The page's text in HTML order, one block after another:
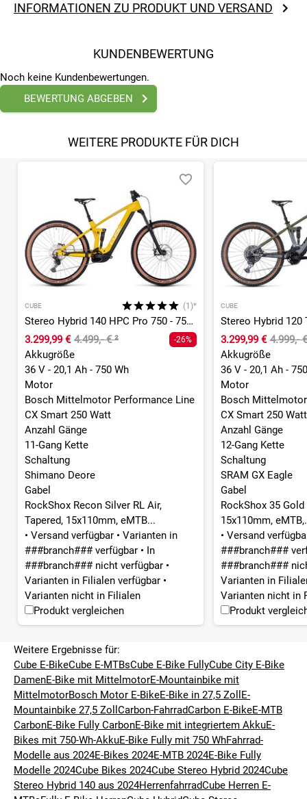
INFORMATIONEN ZU PRODUKT UND VERSAND
KUNDENBEWERTUNG
Noch keine Kundenbewertungen.
BEWERTUNG ABGEBEN
WEITERE PRODUKTE FÜR DICH
CUBE (1)*
Stereo Hybrid 140 HPC Pro 750 - 750 Wh - 27,5 Zoll - Fully
3.299,99 € 4.499,- €² -26%
Akkugröße
36 V - 20,1 Ah - 750 Wh
Motor
Bosch Mittelmotor Performance Line
CX Smart 250 Watt
Anzahl Gänge
11-Gang Kette
Schaltung
Shimano Deore
Gabel
RockShox Recon Silver RL Air,
Tapered, 15x110mm, eMTB...
• Versand verfügbar • Varianten in
###branch### verfügbar • In
###branch### nicht verfügbar •
Varianten in Filialen verfügbar •
Varianten nicht in Filialen
Produkt vergleichen
CUBE
3.299,99 € 4.999,-
Akkugröße
36 V - 20,1 Ah -
Motor
Bosch
CX Smart 250 Watt
Anzahl Gänge
12-Gang Kette
Schaltung
SRAM GX Eagle
Gabel
RockShox 35 Gold
15x110mm,
• Versand
###branch###
###branch###
Varianten in
Varianten nicht in
Produkt
Weitere Ergebnisse für:
Cube E-BikeCube E-MTBsCube E-Bike FullyCube City E-Bike
DamenE-Bike mit MittelmotorE-Mountainbike mit
MittelmotorBosch Motor E-BikeE-Bike in 27,5 Zoll E-
Mountainbike 27,5 Zoll Carbon-FahrradCarbon E-BikeE-MTB
CarbonE-Bike Fully CarbonE-Bike mit integriertem AkkuE-
Bikes mit 750-Wh-AkkuE-Bike Fully mit 750 WhFahrrad-
Modelle aus 2024E-Bikes 2024E-MTB 2024E-Bike Fully
Modelle 2024Cube Bikes 2024Cube Stereo Hybrid 2024Cube
Stereo Hybrid 140 aus 2024HerrenfahrradCube Herren E-